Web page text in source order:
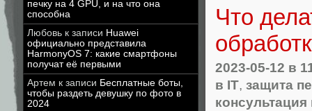
печку на 4 GPU, и на что она
способна
Любовь к записи Huawei
официально представила
HarmonyOS 7: какие смартфоны
получат её первыми
Артем к записи Бесплатные боты,
чтобы раздеть девушку по фото в
2024
Что
2023-05-12 в
в IT, защита